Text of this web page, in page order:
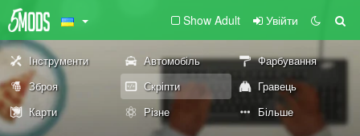
Show Adult Увійти
Інструменти Автомобіль
Фарбування
Зброя
Скріпти
Гравець
Карти
Різне Більше